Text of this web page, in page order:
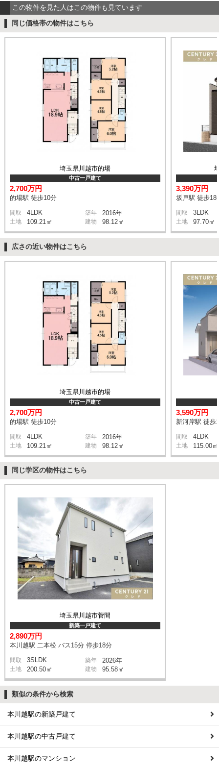
この物件を見た人はこの物件も見ています
同じ価格帯の物件はこちら
埼玉県川越市的場
中古一戸建て
2,700万円
的場駅 徒歩10分
間取 4LDK 築年 2016年
土地 109.21㎡ 建物 98.12㎡
3,390万円
坂戸駅 徒歩18
間取 3LDK
土地 97.70㎡
広さの近い物件はこちら
埼玉県川越市的場
中古一戸建て
2,700万円
的場駅 徒歩10分
間取 4LDK 築年 2016年
土地 109.21㎡ 建物 98.12㎡
3,590万円
新河岸駅 徒歩
間取 4LDK
土地 115.00㎡
同じ学区の物件はこちら
埼玉県川越市菅間
新築一戸建て
2,890万円
本川越駅 二本松 バス15分 停歩18分
間取 3SLDK 築年 2026年
土地 200.50㎡ 建物 95.58㎡
類似の条件から検索
本川越駅の新築戸建て
本川越駅の中古戸建て
本川越駅のマンション